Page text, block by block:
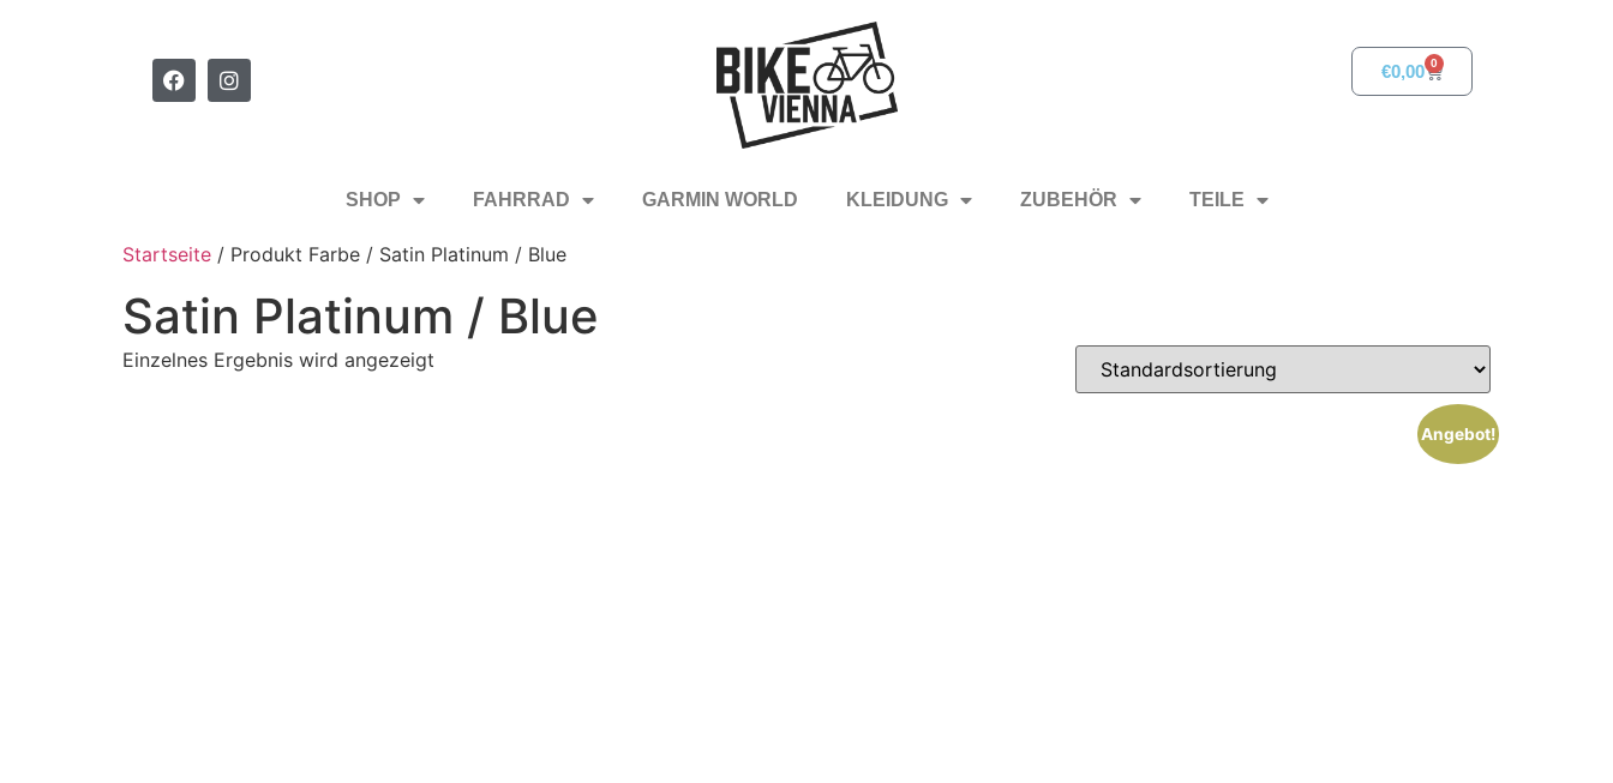
€0,00 0
SHOP FAHRRAD GARMIN WORLD KLEIDUNG ZUBEHÖR TEILE
Startseite / Produkt Farbe / Satin Platinum / Blue
Satin Platinum / Blue
Einzelnes Ergebnis wird angezeigt
Angebot!